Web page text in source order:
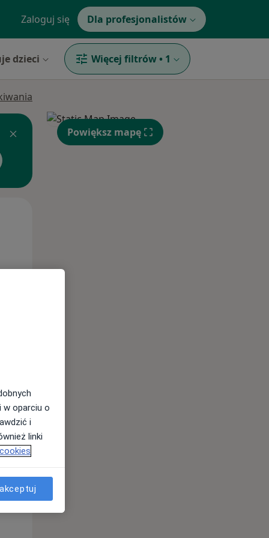
Zaloguj się Dla profesjonalistów
dzieci Więcej filtrów • 1
Wt,
11 Sie
Powiększ mapę
w oparciu o
i
linki